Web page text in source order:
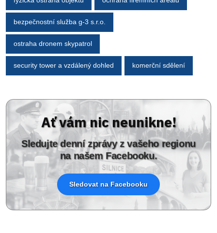
bezpečnostní služba g-3 s.r.o.
ostraha dronem skypatrol
security tower a vzdálený dohled komerční sdělení
Ať vám nic neunikne!
Sledujte denní zprávy z vašeho regionu
na našem Facebooku.
Sledovat na Facebooku